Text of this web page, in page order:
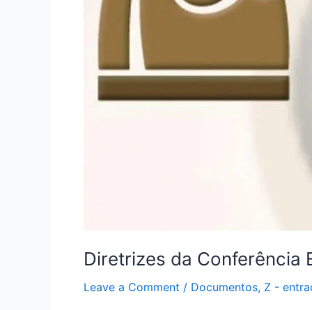
Diretrizes da Conferência
Leave a Comment / Documentos, Z -